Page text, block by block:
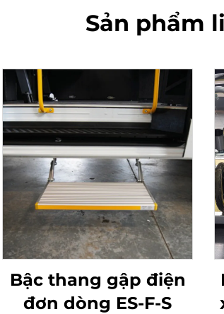
Sản phẩm
Bậc thang gập điện
đơn dòng ES-F-S